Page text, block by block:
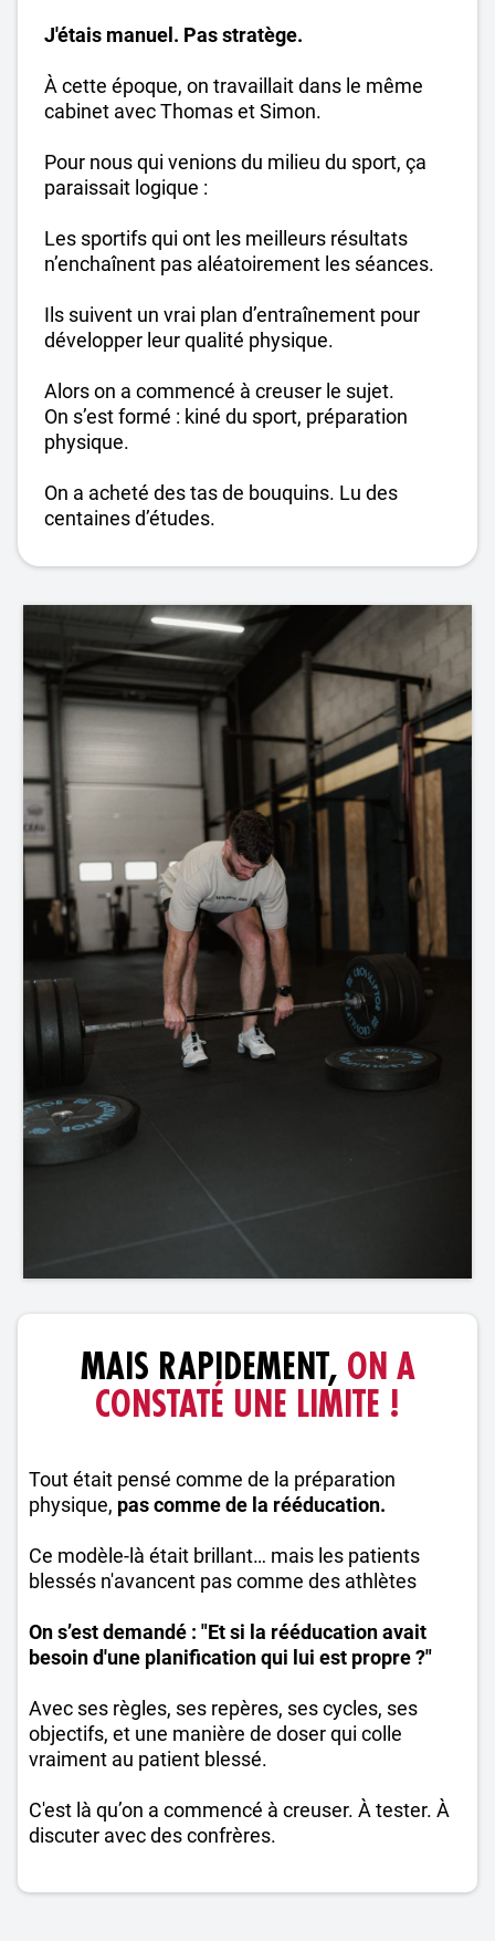
J'étais manuel. Pas stratège.
À cette époque, on travaillait dans le même
cabinet avec Thomas et Simon.
Pour nous qui venions du milieu du sport, ça
paraissait logique :
Les sportifs qui ont les meilleurs résultats
n’enchaînent pas aléatoirement les séances.
Ils suivent un vrai plan d’entraînement pour
développer leur qualité physique.
Alors on a commencé à creuser le sujet.
On s’est formé : kiné du sport, préparation
physique.
On a acheté des tas de bouquins. Lu des
centaines d’études.
MAIS RAPIDEMENT, ON A
CONSTATÉ UNE LIMITE !
Tout était pensé comme de la préparation
physique, pas comme de la rééducation.
Ce modèle-là était brillant… mais les patients
blessés n'avancent pas comme des athlètes
On s’est demandé : "Et si la rééducation avait
besoin d'une planification qui lui est propre ?"
Avec ses règles, ses repères, ses cycles, ses
objectifs, et une manière de doser qui colle
vraiment au patient blessé.
C'est là qu’on a commencé à creuser. À tester. À
discuter avec des confrères.